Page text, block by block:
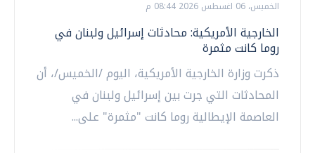
الخميس، 06 اغسطس 2026 08:44 م
الخارجية الأمريكية: محادثات إسرائيل ولبنان في
روما كانت مثمرة
ذكرت وزارة الخارجية الأمريكية، اليوم /الخميس/، أن
المحادثات التي جرت بين إسرائيل ولبنان في
العاصمة الإيطالية روما كانت "مثمرة" على...